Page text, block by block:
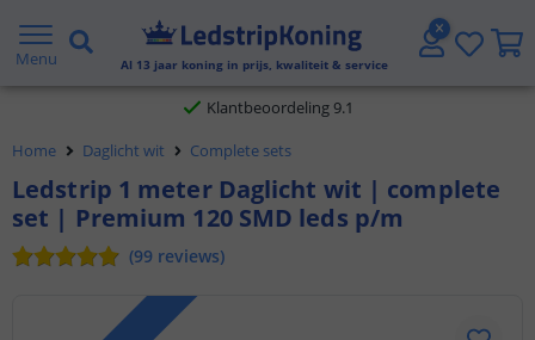
Menu Al 13 jaar koning in prijs, kwaliteit & service
Gratis verzending vanaf € 20,- NL en BE
Klantbeoordeling 9.1
Voor 23:45 uur besteld,
Home Daglicht wit Complete sets
Ledstrip 1 meter Daglicht wit | complete
set | Premium 120 SMD leds p/m
(99 reviews)